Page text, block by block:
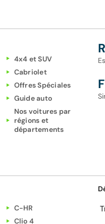
4x4 et SUV
Cabriolet
Offres Spéciales
Guide auto
Nos voitures par
régions et
départements
C-HR
Clio 4